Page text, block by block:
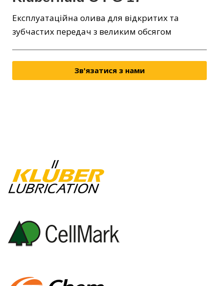
Експлуатаційна олива для відкритих та
зубчастих передач з великим обсягом
Зв'язатися з нами